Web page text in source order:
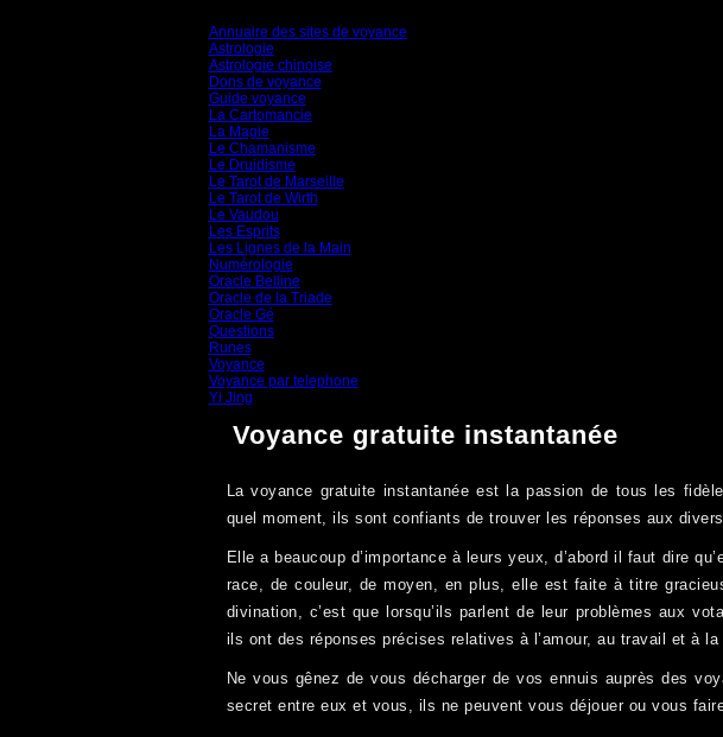
Annuaire des sites de voyance
Astrologie
Astrologie chinoise
Dons de voyance
Guide voyance
La Cartomancie
La Magie
Le Chamanisme
Le Druidisme
Le Tarot de Marseille
Le Tarot de Wirth
Le Vaudou
Les Esprits(31)
Les Lignes de la Main
Numérologie
Oracle Belline
Oracle de la Triade
Oracle Gé
Questions(313)
Runes(31)
Voyance
Voyance par telephone
Yi Jing
Voyance gratuite instantanée
La voyance gratuite instantanée est la passion de tous les
quel moment, ils sont confiants de trouver les réponses aux
Elle a beaucoup d’importance à leurs yeux, d’abord il faut dire
race, de couleur, de moyen, en plus, elle est faite à titre
divination, c’est que lorsqu’ils parlent de leur problèmes aux
ils ont des réponses précises relatives à l’amour, au travail et à la
Ne vous gênez de vous décharger de vos ennuis auprès des
secret entre eux et vous, ils ne peuvent vous déjouer ou vous